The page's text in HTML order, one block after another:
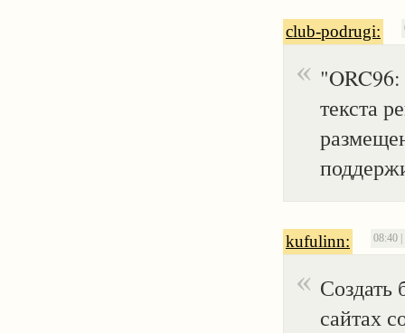
club-podrugi:
текста
kufulinn: 08:40
Создать
сайтах